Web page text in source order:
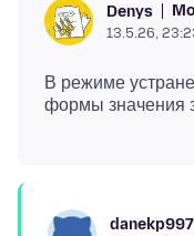
Denys
13.5.26,
В режиме
danekp997